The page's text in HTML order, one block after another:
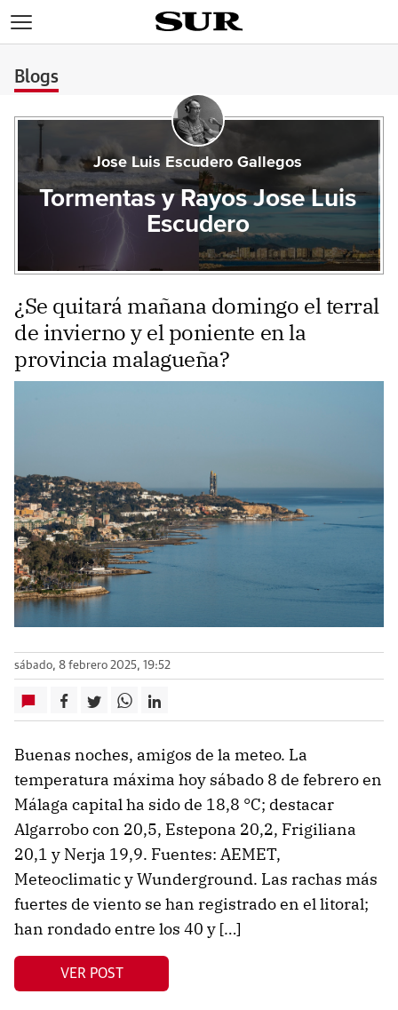
Blogs
Jose Luis Escudero Gallegos
Tormentas y Rayos Jose Luis
Escudero
¿Se quitará mañana domingo el terral
de invierno y el poniente en la
provincia malagueña?
sábado, 8 febrero 2025, 19:52
Buenas noches, amigos de la meteo. La
temperatura máxima hoy sábado 8 de febrero en
Málaga capital ha sido de 18,8 °C; destacar
Algarrobo con 20,5, Estepona 20,2, Frigiliana
20,1 y Nerja 19,9. Fuentes: AEMET,
Meteoclimatic y Wunderground. Las rachas más
fuertes de viento se han registrado en el litoral;
han rondado entre los 40 y […]
VER POST